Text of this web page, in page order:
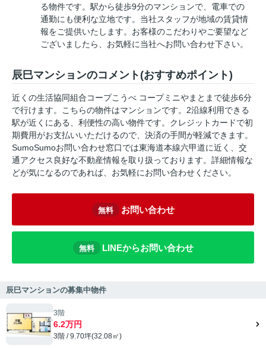
る物件です。駅から徒歩9分のマンションで、電車での
通勤にも便利な立地です。当社スタッフが地域の賃貸情
報をご提供いたします。お客様のこだわりやご要望など
ございましたら、お気軽に当社へお問い合わせ下さい。
辰巳マンションのコメント(おすすめポイント)
近くの生活協同組合コープこうべ コープミニやまとまで徒歩6分
で行けます。こちらの物件はマンションです。2沿線利用できる
駅が近くにある、利便性の高い物件です。クレジットカードで初
期費用がお支払いいただけるので、決済の手間が軽減できます。
SumoSumoお問い合わせ窓口では東海道本線六甲道に近く、交
通アクセス良好な不動産情報を取り扱っております。詳細情報な
どが気になるのであれば、お気軽にお問い合わせください。
無料 お問い合わせ
無料 LINEからお問い合わせ
辰巳マンションの募集中物件
3階
6.2万円
3階 / 9.70坪(32.08㎡)